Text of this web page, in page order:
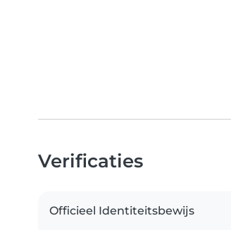
Verificaties
Officieel Identiteitsbewijs